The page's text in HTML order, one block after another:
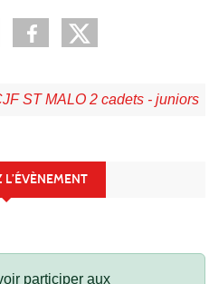
ST MALO 2 cadets - juniors
participer aux